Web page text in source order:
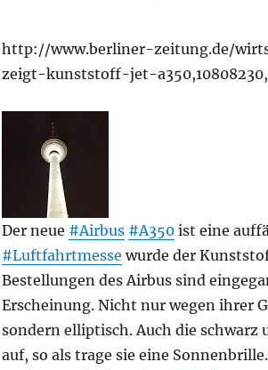
http://www.berliner-zeitung.de/
zeigt-kunststoff-jet-
Der neue #Airbus #A350ist eine
#Luftfahrtmesse wurde der
Bestellungen des Airbus sind
Erscheinung. Nicht nur wegen ihrer
sondern elliptisch. Auch die
auf, so als trage sie eine